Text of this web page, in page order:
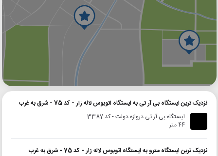
گوگل
نزدیک ترین ایستگاه بی آر تی به ایستگاه اتوبوس لاله زار - کد 75 - شرق به غرب
ایستگاه بی آر تی دروازه دولت - کد 3387
44 متر
نزدیک ترین ایستگاه مترو به ایستگاه اتوبوس لاله زار - کد 75 - شرق به غرب